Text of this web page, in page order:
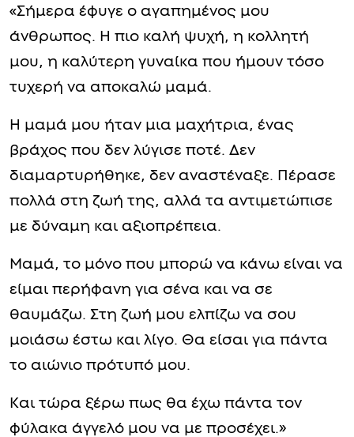
«Σήμερα έφυγε ο αγαπημένος μου
άνθρωπος. Η πιο καλή ψυχή, η κολλητή
μου, η καλύτερη γυναίκα που ήμουν τόσο
τυχερή να αποκαλώ μαμά.
Η μαμά μου ήταν μια μαχήτρια, ένας
βράχος που δεν λύγισε ποτέ. Δεν
διαμαρτυρήθηκε, δεν αναστέναξε. Πέρασε
πολλά στη ζωή της, αλλά τα αντιμετώπισε
με δύναμη και αξιοπρέπεια.
Μαμά, το μόνο που μπορώ να κάνω είναι να
είμαι περήφανη για σένα και να σε
θαυμάζω. Στη ζωή μου ελπίζω να σου
μοιάσω έστω και λίγο. Θα είσαι για πάντα
το αιώνιο πρότυπό μου.
Και τώρα ξέρω πως θα έχω πάντα τον
φύλακα άγγελό μου να με προσέχει.»